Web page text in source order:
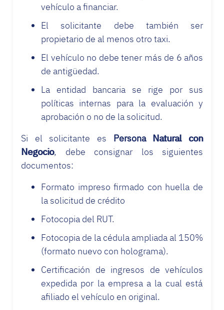
vehículo a financiar.
El solicitante debe también ser
propietario de al menos otro taxi.
El vehículo no debe tener más de 6 años
de antigüedad.
La entidad bancaria se rige por sus
políticas internas para la evaluación y
aprobación o no de la solicitud.
Si el solicitante es Persona Natural con
Negocio, debe consignar los siguientes
documentos:
Formato impreso firmado con huella de
la solicitud de crédito
Fotocopia del RUT.
Fotocopia de la cédula ampliada al 150%
(formato nuevo con holograma).
Certificación de ingresos de vehículos
expedida por la empresa a la cual está
afiliado el vehículo en original.